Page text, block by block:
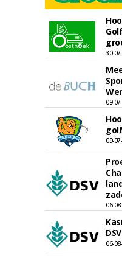
30-
09-
09-
06-
06-